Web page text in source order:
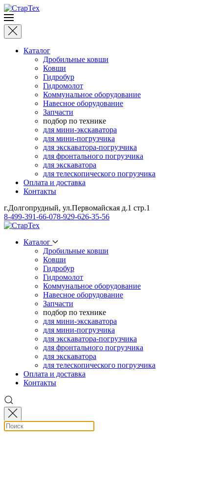
Каталог
Дробильные ковши
Ковши
Гидробур
Гидромолот
Коммунальное оборудование
Навесное оборудование
Запчасти
подбор по технике
для мини-экскаватора
для мини-погрузчика
для экскаватора-погрузчика
для фронтального погрузчика
для экскаватора
для телескопического погрузчика
Оплата и доставка
Контакты
г.Долгопрудный, ул.Первомайская д.1 стр.1
8-499-391-66-078-929-626-35-56
Каталог
Дробильные ковши
Ковши
Гидробур
Гидромолот
Коммунальное оборудование
Навесное оборудование
Запчасти
подбор по технике
для мини-экскаватора
для мини-погрузчика
для экскаватора-погрузчика
для фронтального погрузчика
для экскаватора
для телескопического погрузчика
Оплата и доставка
Контакты